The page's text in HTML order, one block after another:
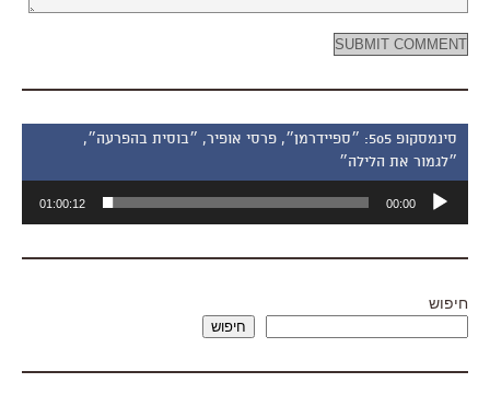
סינמסקופ 505: ״ספיידרמן״, פרסי אופיר, ״בוסית בהפרעה״,
״לגמור את הלילה״
אודיו
00:00
01:00:12
חיפוש
חיפוש